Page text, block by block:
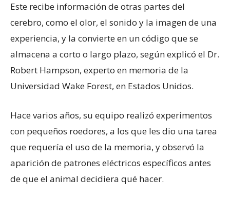
Este recibe información de otras partes del
cerebro, como el olor, el sonido y la imagen de una
experiencia, y la convierte en un código que se
almacena a corto o largo plazo, según explicó el Dr.
Robert Hampson, experto en memoria de la
Universidad Wake Forest, en Estados Unidos.
Hace varios años, su equipo realizó experimentos
con pequeños roedores, a los que les dio una tarea
que requería el uso de la memoria, y observó la
aparición de patrones eléctricos específicos antes
de que el animal decidiera qué hacer.